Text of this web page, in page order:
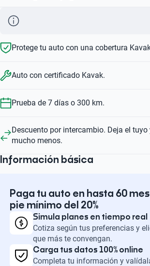
Protege tu auto con una cobertura
Auto con certificado Kavak.
Prueba de 7 días o 300 km.
Descuento por intercambio. Deja el tuyo
mucho menos.
Información básica
Paga tu auto en hasta 60
pie mínimo del 20%
Simula planes en tiempo real
Cotiza según tus preferencias y
que más te convengan.
Carga tus datos 100% online
Completa tu información y